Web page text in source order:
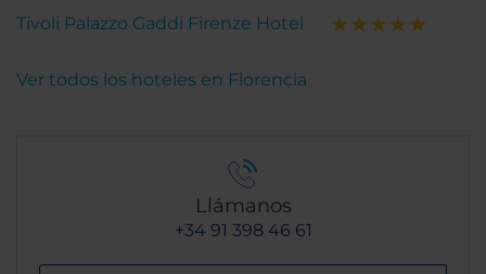
Tivoli Palazzo Gaddi Firenze Hotel
Ver todos los hoteles en Florencia
Llámanos
+34 91 398 46 61